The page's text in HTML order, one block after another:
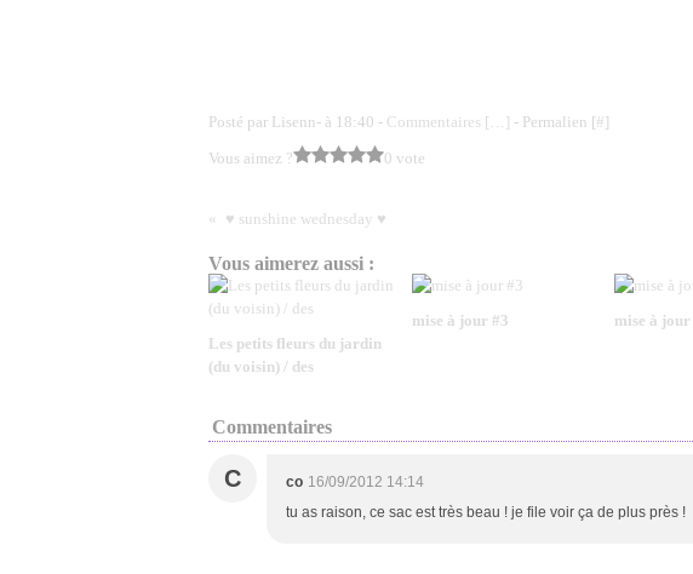
Posté par Lisenn- à 18:40 - Commentaires [ … ] - Permalien [#]
Vous aimez ?
0 vote
♥ sunshine wednesday ♥
Vous aimerez aussi :
Les petits fleurs du jardin
(du voisin) / des
mise à jour #3 mise à jour
Commentaires
C co 16/09/2012 14:14
tu as raison, ce sac est très beau ! je file voir ça de plus près !